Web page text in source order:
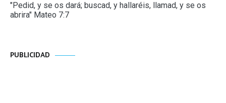
"Pedid, y se os dará; buscad, y hallaréis, llamad, y se os
abrira" Mateo 7:7
PUBLICIDAD